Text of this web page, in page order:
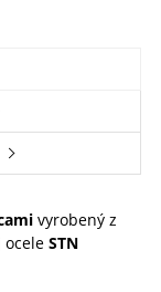
vyrobený z
ocele STN